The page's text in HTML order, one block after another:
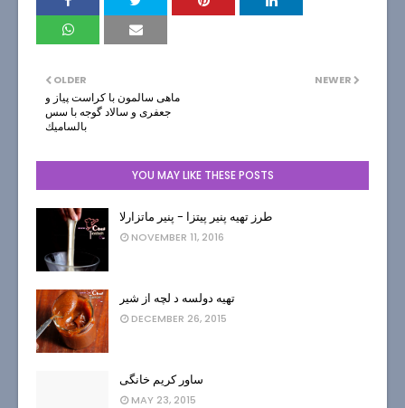
NEWER
OLDER
ماهی سالمون با كراست پياز و
جعفری و سالاد گوجه با سس
بالساميك
YOU MAY LIKE THESE POSTS
طرز تهیه پنیر پیتزا - پنیر ماتزارلا
NOVEMBER 11, 2016
تهیه دولسه د لچه از شیر
DECEMBER 26, 2015
ساور کریم خانگی
MAY 23, 2015